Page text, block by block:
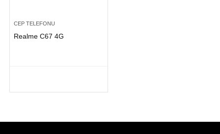
CEP TELEFONU
Realme C67 4G